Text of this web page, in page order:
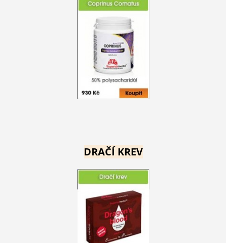
DRAČÍ KREV